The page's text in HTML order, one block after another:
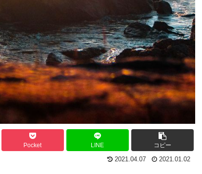
Pocket LINE コピー
2021.04.07 2021.01.02